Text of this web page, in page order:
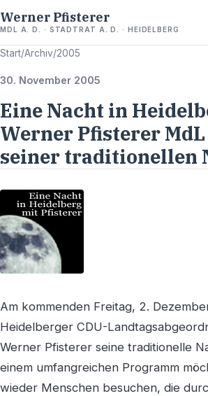
Werner Pfisterer
MDL A. D. · STADTRAT A. D. · HEIDELBERG
Start/Archiv/2005
30. November 2005
Eine Nacht in
Werner Pfisterer
seiner traditionellen
Am kommenden Freitag, 2.
Heidelberger CDU-
Werner Pfisterer seine traditionelle
einem umfangreichen Programm
wieder Menschen besuchen, die